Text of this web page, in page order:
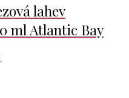
lahev
ml Atlantic Bay